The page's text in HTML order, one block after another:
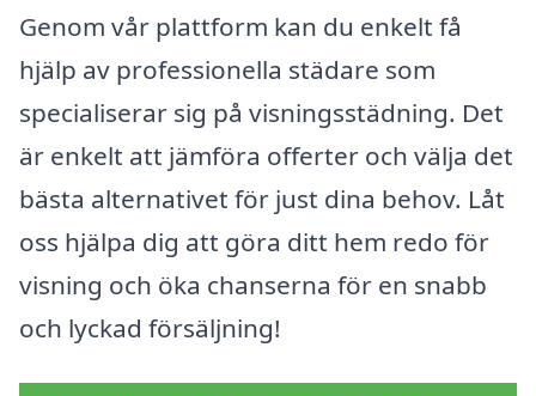
Genom vår plattform kan du enkelt få
hjälp av professionella städare som
specialiserar sig på visningsstädning. Det
är enkelt att jämföra offerter och välja det
bästa alternativet för just dina behov. Låt
oss hjälpa dig att göra ditt hem redo för
visning och öka chanserna för en snabb
och lyckad försäljning!